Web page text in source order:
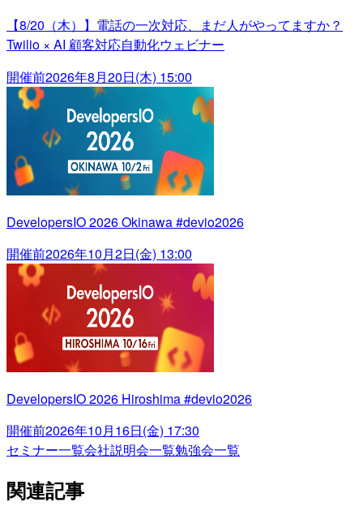
【8/20（木）】電話の一次対応、まだ人がやってますか？
Twilio × AI 顧客対応自動化ウェビナー
開催前2026年8月20日(木) 15:00
DevelopersIO 2026 Okinawa #devio2026
開催前2026年10月2日(金) 13:00
DevelopersIO 2026 Hiroshima #devio2026
開催前2026年10月16日(金) 17:30
セミナー一覧会社説明会一覧勉強会一覧
関連記事